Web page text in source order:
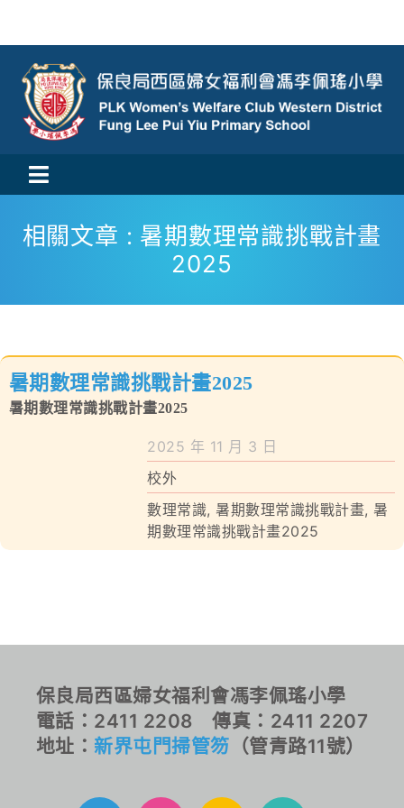
content
Toggle
Navigation
活動消息
學與教
校風及學生支援
學校特色
聯絡我們
相關文章 : 暑期數理常識挑戰計畫
2025
暑期數理常識挑戰計畫2025
暑期數理常識挑戰計畫2025
2025 年 11 月 3 日
校外
數理常識,暑期數理常識挑戰計畫,暑
期數理常識挑戰計畫2025
保良局西區婦女福利會馮李佩瑤小學
電話：2411 2208 傳真：2411 2207
地址： 新界屯門掃管笏 （管青路11號）